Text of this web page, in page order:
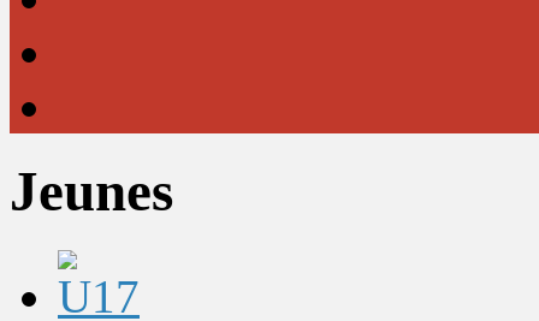
Jeunes